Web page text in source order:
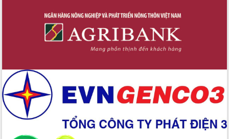
Bệnh án điện tử thúc đẩy chuyển đổi
số y tế tại Đắk Lắk
Chuyển đổi số thư viện: Mở rộng
không gian tri thức trong thời đại số
chức diễn tập trước ngày bầu cử
Chương trình “Gặp gỡ hữu nghị –
Friendship Meeting New Year 2026”
Bầu cử Quốc hội và HĐND: Cử tri Đắk
Lắk gửi gắm niềm tin, kỳ vọng vào lá